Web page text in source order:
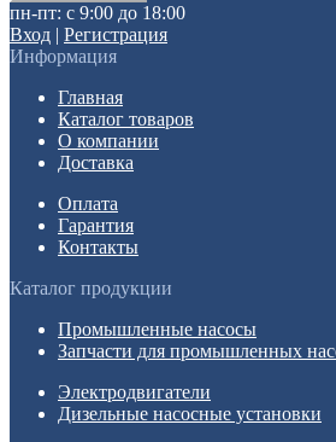
пн-пт: с 9:00 до 18:00
Вход | Регистрация
Информация
Главная
Каталог товаров
О компании
Доставка
Оплата
Гарантия
Контакты
Каталог продукции
Промышленные насосы
Запчасти для промышленных
Электродвигатели
Дизельные насосные установки